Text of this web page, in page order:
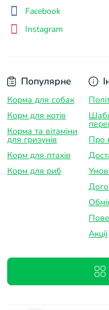
Популярне
Корма для собак
Корм для котів
Корма та вітаміни
для гризунів
Корм для птахів
Корм для риб
Про
Акції
Facebook
Instagram